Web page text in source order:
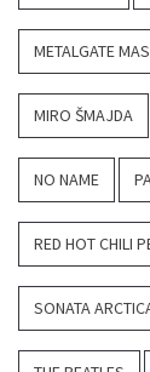
METALGATE
MIRO ŠMAJDA
NO NAME
RED HOT CHILI
SONATA